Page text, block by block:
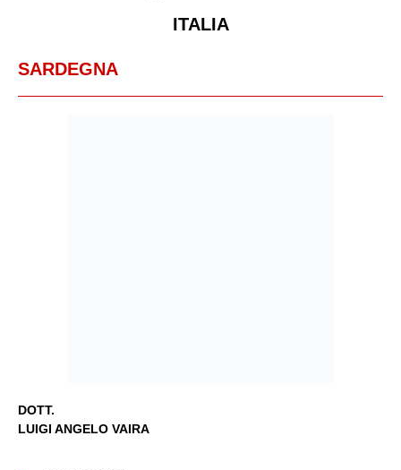
ITALIA
SARDEGNA
DOTT.
LUIGI ANGELO VAIRA